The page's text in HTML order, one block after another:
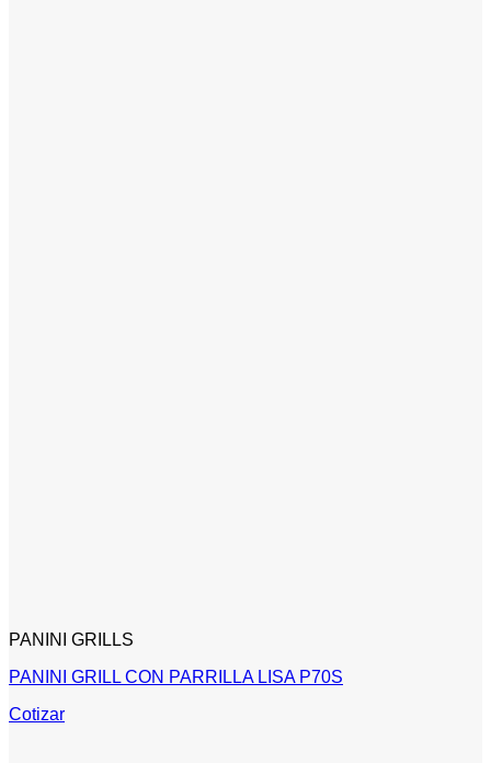
PANINI GRILLS
PANINI GRILL CON PARRILLA LISA P70S
Cotizar